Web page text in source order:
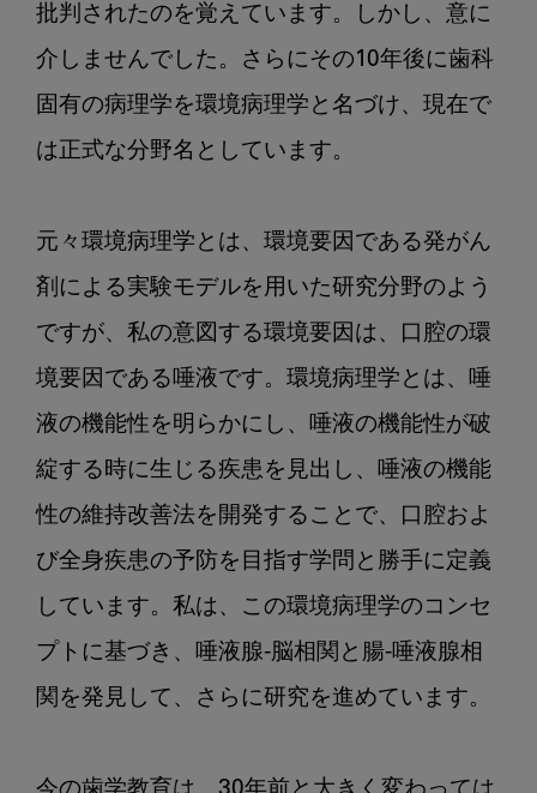
批判されたのを覚えています。しかし、意に
介しませんでした。さらにその10年後に歯科
固有の病理学を環境病理学と名づけ、現在で
は正式な分野名としています。
元々環境病理学とは、環境要因である発がん
剤による実験モデルを用いた研究分野のよう
ですが、私の意図する環境要因は、口腔の環
境要因である唾液です。環境病理学とは、唾
液の機能性を明らかにし、唾液の機能性が破
綻する時に生じる疾患を見出し、唾液の機能
性の維持改善法を開発することで、口腔およ
び全身疾患の予防を目指す学問と勝手に定義
しています。私は、この環境病理学のコンセ
プトに基づき、唾液腺‐脳相関と腸‐唾液腺相
関を発見して、さらに研究を進めています。